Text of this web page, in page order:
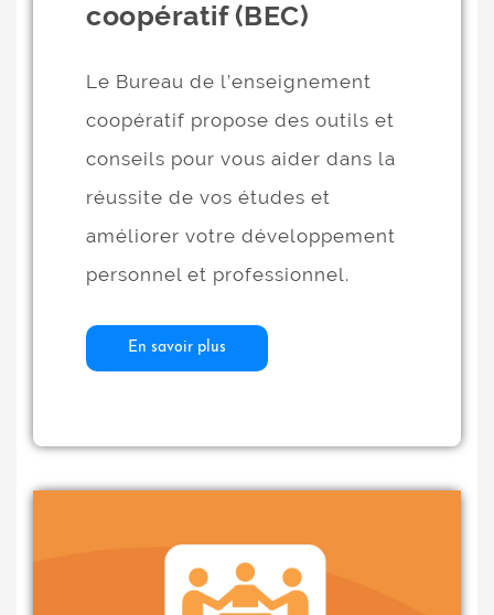
coopératif (BEC)
Le Bureau de l’enseignement
coopératif propose des outils et
conseils pour vous aider dans la
réussite de vos études et
améliorer votre développement
personnel et professionnel.
En savoir plus